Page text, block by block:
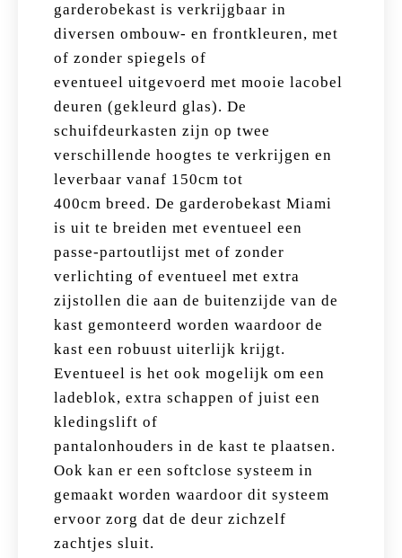
garderobekast is verkrijgbaar in
diversen ombouw- en frontkleuren, met
of zonder spiegels of
eventueel uitgevoerd met mooie lacobel
deuren (gekleurd glas). De
schuifdeurkasten zijn op twee
verschillende hoogtes te verkrijgen en
leverbaar vanaf 150cm tot
400cm breed. De garderobekast Miami
is uit te breiden met eventueel een
passe-partoutlijst met of zonder
verlichting of eventueel met extra
zijstollen die aan de buitenzijde van de
kast gemonteerd worden waardoor de
kast een robuust uiterlijk krijgt.
Eventueel is het ook mogelijk om een
ladeblok, extra schappen of juist een
kledingslift of
pantalonhouders in de kast te plaatsen.
Ook kan er een softclose systeem in
gemaakt worden waardoor dit systeem
ervoor zorg dat de deur zichzelf
zachtjes sluit.